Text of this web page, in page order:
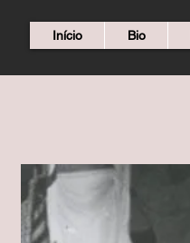
Início Bio